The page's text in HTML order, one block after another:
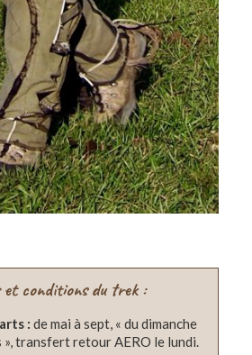
et conditions du trek :
: de mai à sept, « du dimanche
», transfert retour AERO le lundi.